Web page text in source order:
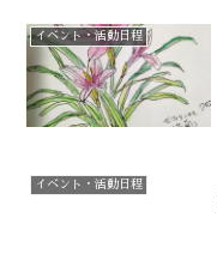
イベント・活動日程
イベント・活動日程